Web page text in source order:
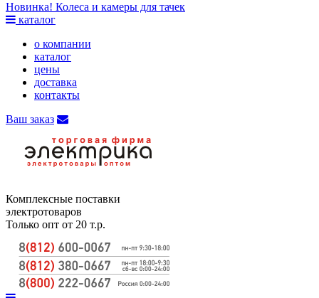
Новинка! Колеса и камеры для тачек
каталог
о компании
каталог
цены
доставка
контакты
Ваш заказ
Комплексные поставки
электротоваров
Только опт от 20 т.р.